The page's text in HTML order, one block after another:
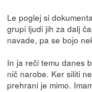
Le poglej si
grupi ljudi jih za dalj
navade, pa se bojo
In ja reči temu danes
nič narobe. Ker siliti
prehrani je mimo.